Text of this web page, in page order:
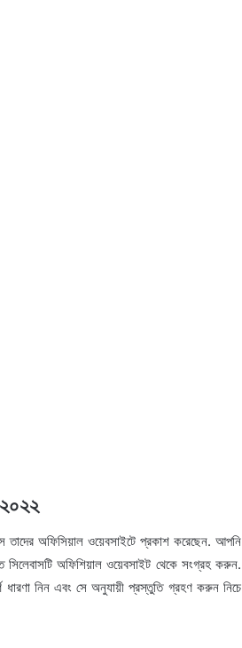
তাদের অফিসিয়াল ওয়েবসাইটে প্রকাশ করেছেন. আপনি
সিলেবাসটি অফিশিয়াল ওয়েবসাইট থেকে সংগ্রহ করুন.
নিন এবং সে অনুযায়ী প্রস্তুতি গ্রহণ করুন নিচে